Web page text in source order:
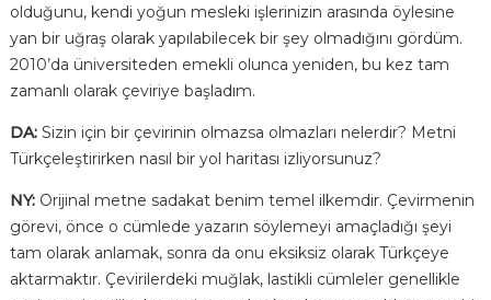
olduğunu, kendi yoğun mesleki işlerinizin arasında öylesine
yan bir uğraş olarak yapılabilecek bir şey olmadığını gördüm.
2010’da üniversiteden emekli olunca yeniden, bu kez tam
zamanlı olarak çeviriye başladım.
DA: Sizin için bir çevirinin olmazsa olmazları nelerdir? Metni
Türkçeleştirirken nasıl bir yol haritası izliyorsunuz?
NY: Orijinal metne sadakat benim temel ilkemdir. Çevirmenin
görevi, önce o cümlede yazarın söylemeyi amaçladığı şeyi
tam olarak anlamak, sonra da onu eksiksiz olarak Türkçeye
aktarmaktır. Çevirilerdeki muğlak, lastikli cümleler genellikle